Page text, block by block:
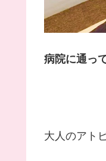
病院に通っ
大人のアト